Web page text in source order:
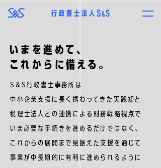
いまを進めて、
これからに備える。
S&S行政書士事務所は
中小企業支援に長く携わってきた実践知と
税理士法人との連携による財務戦略視点で
いま必要な手続きを進めるだけではなく、
これからの展開まで見据えた支援を通じて
事業が中長期的に有利に進められるように